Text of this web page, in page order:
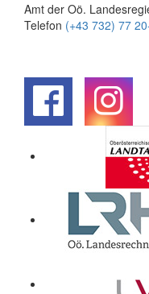
Amt der Oö.
Telefon (+43 732) 77